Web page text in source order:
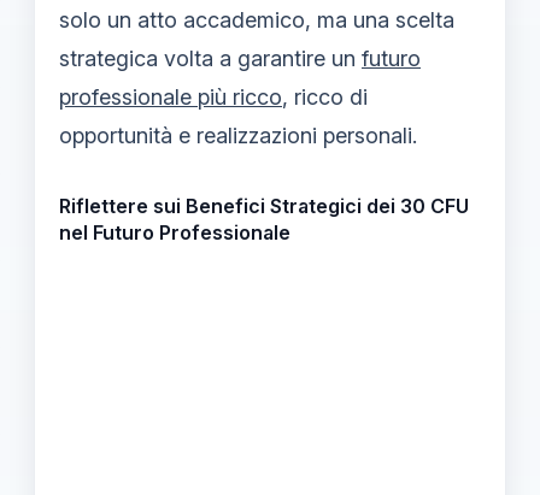
solo un atto accademico, ma una scelta
strategica volta a garantire un futuro
professionale più ricco, ricco di
opportunità e realizzazioni personali.
Riflettere sui Benefici Strategici dei 30 CFU
nel Futuro Professionale